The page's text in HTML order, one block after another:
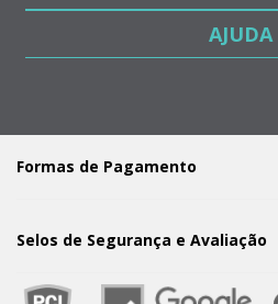
AJUDA
Formas de Pagamento
Selos de Segurança e Avaliação